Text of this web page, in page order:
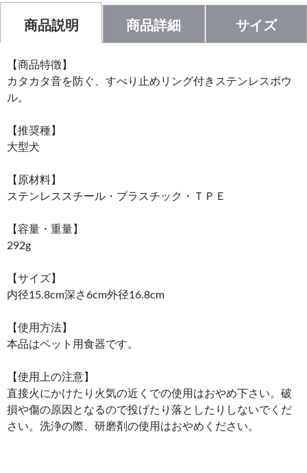
商品説明 商品詳細 サイズ
【商品特徴】
カタカタ音を防ぐ、すべり止めリング付きステンレスボウ
ル。
【推奨種】
大型犬
【原材料】
ステンレススチール・プラスチック・ＴＰＥ
【容量・重量】
292g
【サイズ】
内径15.8cm深さ6cm外径16.8cm
【使用方法】
本品はペット用食器です。
【使用上の注意】
直接火にかけたり火気の近くでの使用はおやめ下さい。破
損や傷の原因となるので投げたり落としたりしないでくだ
さい。洗浄の際、研磨剤の使用はおやめください。